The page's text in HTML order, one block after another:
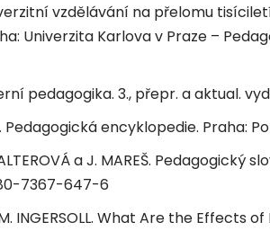
vzdělávání na přelomu
Univerzita Karlova v Praze –
pedagogika. 3., přepr. a aktual.
Pedagogická encyklopedie. Praha:
a J. MAREŠ.
7367-647-6
M. INGERSOLL. What Are the